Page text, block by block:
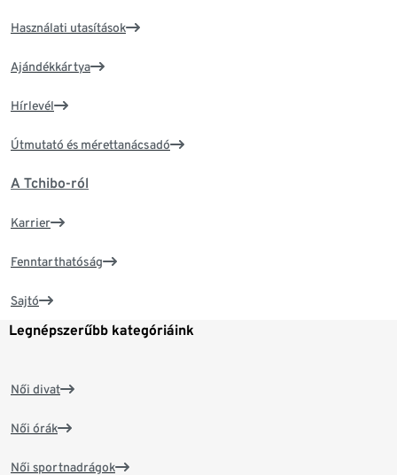
Használati utasítások
Ajándékkártya
Hírlevél
Útmutató és mérettanácsadó
A Tchibo-ról
Karrier
Fenntarthatóság
Sajtó
Legnépszerűbb kategóriáink
Női divat
Női órák
Női sportnadrágok